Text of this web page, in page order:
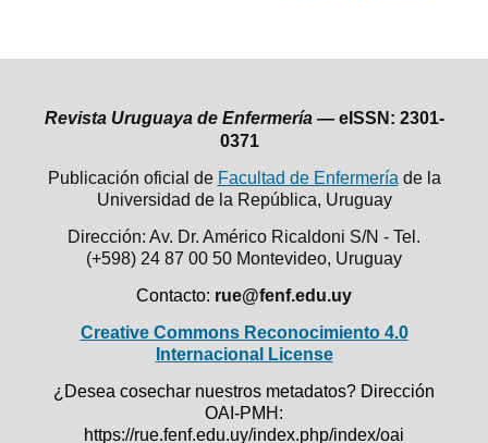
Revista Uruguaya de Enfermería — eISSN: 2301-
0371
Publicación oficial de Facultad de Enfermería de la
Universidad de la República, Uruguay
Dirección: Av. Dr. Américo Ricaldoni S/N - Tel.
(+598) 24 87 00 50 Montevideo, Uruguay
Contacto: rue@fenf.edu.uy
Creative Commons Reconocimiento 4.0
Internacional License
¿Desea cosechar nuestros metadatos? Dirección
OAI-PMH:
https://rue.fenf.edu.uy/index.php/index/oai